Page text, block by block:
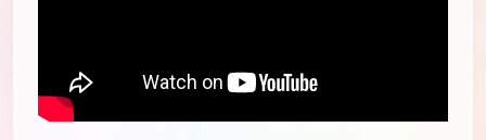
】?rel=0" frameborder="0"
allowfullscreen="">